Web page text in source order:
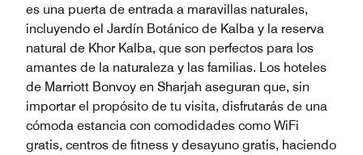
es una puerta de entrada a maravillas naturales,
incluyendo el Jardín Botánico de Kalba y la reserva
natural de Khor Kalba, que son perfectos para los
amantes de la naturaleza y las familias. Los hoteles
de Marriott Bonvoy en Sharjah aseguran que, sin
importar el propósito de tu visita, disfrutarás de una
cómoda estancia con comodidades como WiFi
gratis, centros de fitness y desayuno gratis, haciendo